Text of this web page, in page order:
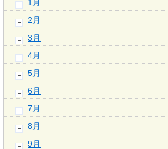
1月
2月
3月
4月
5月
6月
7月
8月
9月